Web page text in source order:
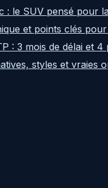
: le SUV pensé pour
et points clés
: 3 mois de délai et
styles et vraies